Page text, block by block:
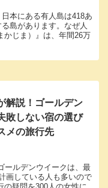
本にある有人島は418あ
島があります。なぜ人
かじま）』は、年間26万
解説！ゴールデン
敗しない宿の選び
メの旅行先
ールデンウイークは、最
画している人も多いので